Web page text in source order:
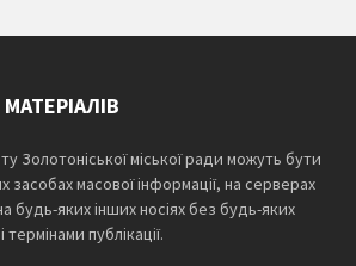
Золотоніської міської ради можуть бути
засобах масової інформації, на серверах
будь-яких інших носіях без будь-яких
публікації.